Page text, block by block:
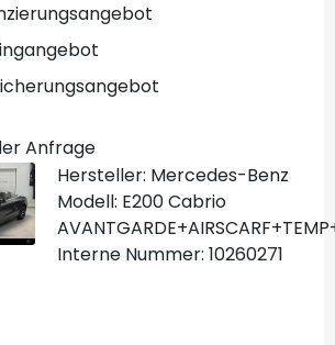
Anfrage
Hersteller: Mercedes-Benz
Modell: E200 Cabrio
Interne Nummer: 10260271